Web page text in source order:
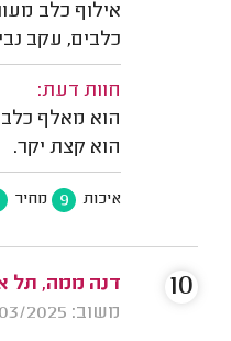
אילוף כלב
כלבים, עקב
חוות דעת:
הוא מאלף
הוא קצת יקר.
איכות 9 מחיר
דנה ממה, תל
משוב: 29/03/2025
10